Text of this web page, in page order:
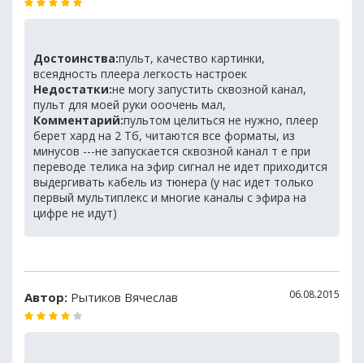
Достоинства:пульт, качество картинки,
всеядность плеера легкость настроек
Недостатки:не могу запустить сквозной канал,
пульт для моей руки ооочень мал,
Комментарий:пультом целиться не нужно, плеер
берет хард на 2 Тб, читаются все форматы, из
минусов ---не запускается сквозной канал т е при
переводе телика на эфир сигнал не идет приходится
выдергивать кабель из тюнера (у нас идет только
первый мультиплекс и многие каналы с эфира на
цифре не идут)
Автор: Рытиков Вячеслав 06.08.2015